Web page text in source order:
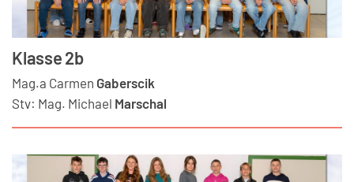
Klasse 2b
Mag.a Carmen Gaberscik
Stv: Mag. Michael Marschal